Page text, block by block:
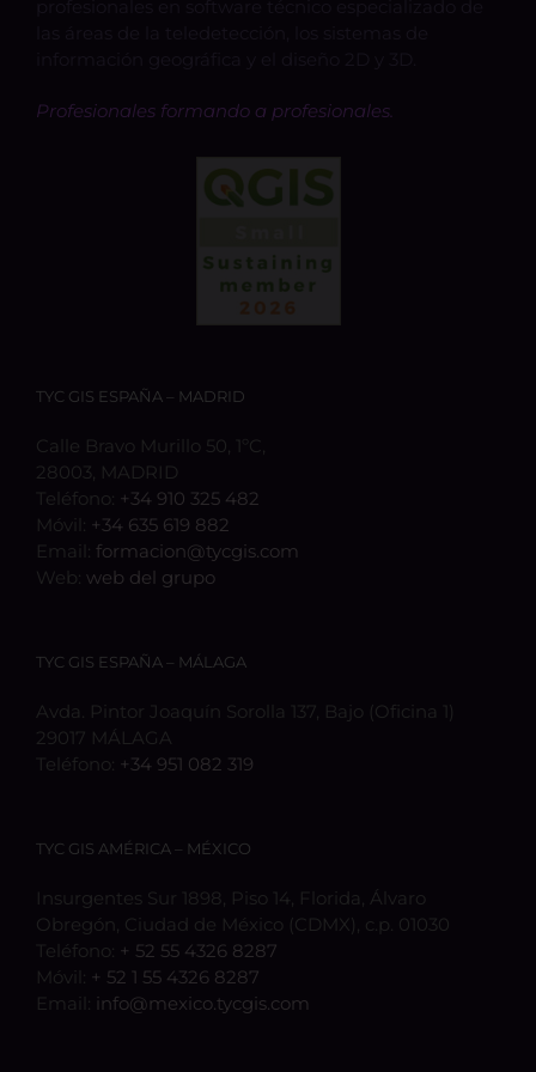
Profesionales formando a profesionales.
TYC GIS ESPAÑA – MADRID
Calle Bravo Murillo 50, 1ºC,
28003, MADRID
Teléfono: +34 910 325 482
Móvil: +34 635 619 882
Email: formacion@tycgis.com
Web: web del grupo
TYC GIS ESPAÑA – MÁLAGA
Avda. Pintor Joaquín Sorolla 137, Bajo (Oficina 1)
29017 MÁLAGA
Teléfono: +34 951 082 319
TYC GIS AMÉRICA – MÉXICO
Insurgentes Sur 1898, Piso 14, Florida, Álvaro
Obregón, Ciudad de México (CDMX), c.p. 01030
Teléfono: + 52 55 4326 8287
Móvil: + 52 1 55 4326 8287
Email: info@mexico.tycgis.com